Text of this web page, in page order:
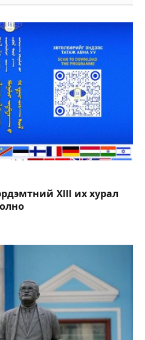
XIII их хурал